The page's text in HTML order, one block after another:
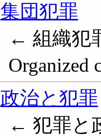
集団犯罪
← 組織犯
Organized
政治と犯罪
← 犯罪と